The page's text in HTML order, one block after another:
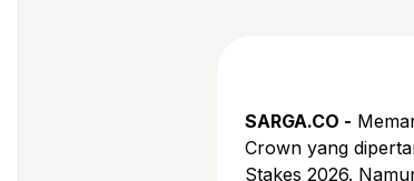
SARGA.CO -
Crown yang
Stakes 2026.